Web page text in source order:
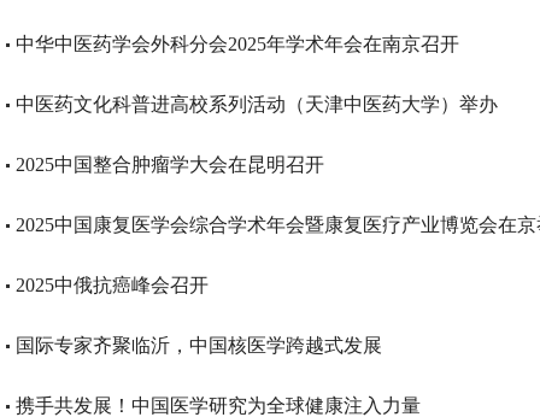
中华中医药学会外科分会2025年学术年会在南京召开
中医药文化科普进高校系列活动（天津中医药大学）举办
2025中国整合肿瘤学大会在昆明召开
2025中国康复医学会综合学术年会暨康复医疗产业博览会在
2025中俄抗癌峰会召开
国际专家齐聚临沂，中国核医学跨越式发展
携手共发展！中国医学研究为全球健康注入力量